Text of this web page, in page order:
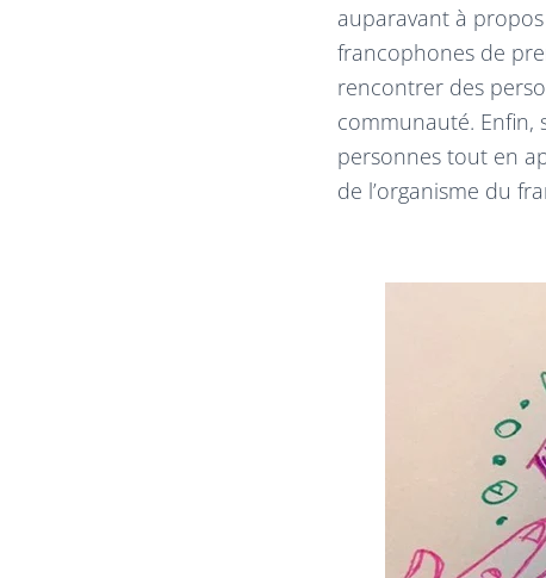
auparavant à
francophones de
rencontrer des
communauté. Enfin,
personnes tout en
de l’organisme du